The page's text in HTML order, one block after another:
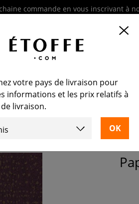
commande en vous inscrivant à
votre pays de livraison pour
informations et les prix relatifs à
livraison.